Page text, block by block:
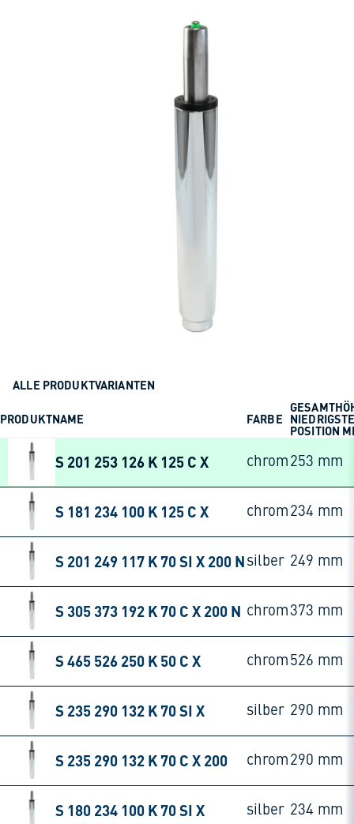
ALLE PRODUKTVARIANTEN
PRODUKTNAME FARBE
POSITION
S 201 253 126 K 125 C X chrom 253 mm
S 181 234 100 K 125 C X chrom 234 mm
S 201 249 117 K 70 SI X 200 N silber 249 mm
S 305 373 192 K 70 C X 200 N chrom373 mm
S 465 526 250 K 50 C X chrom 526 mm
S 235 290 132 K 70 SI X silber 290 mm
S 235 290 132 K 70 C X 200 chrom 290 mm
S 180 234 100 K 70 SI X silber 234 mm